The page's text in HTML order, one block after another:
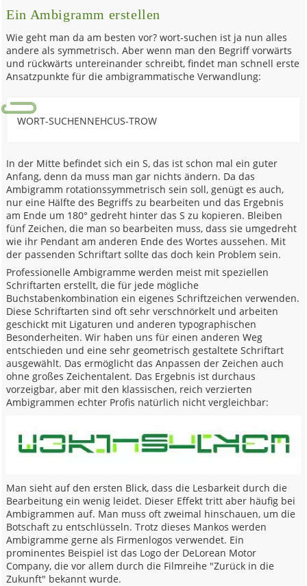
Ein Ambigramm erstellen
Wie geht man da am besten vor? wort-suchen ist ja nun alles
andere als symmetrisch. Aber wenn man den Begriff vorwärts
und rückwärts untereinander schreibt, findet man schnell erste
Ansatzpunkte für die ambigrammatische Verwandlung:
WORT-SUCHENNEHCUS-TROW
In der Mitte befindet sich ein S, das ist schon mal ein guter
Anfang, denn da muss man gar nichts ändern. Da das
Ambigramm rotationssymmetrisch sein soll, genügt es auch,
nur eine Hälfte des Begriffs zu bearbeiten und das Ergebnis
am Ende um 180° gedreht hinter das S zu kopieren. Bleiben
fünf Zeichen, die man so bearbeiten muss, dass sie umgedreht
wie ihr Pendant am anderen Ende des Wortes aussehen. Mit
der passenden Schriftart sollte das doch kein Problem sein.
Professionelle Ambigramme werden meist mit speziellen
Schriftarten erstellt, die für jede mögliche
Buchstabenkombination ein eigenes Schriftzeichen verwenden.
Diese Schriftarten sind oft sehr verschnörkelt und arbeiten
geschickt mit Ligaturen und anderen typographischen
Besonderheiten. Wir haben uns für einen anderen Weg
entschieden und eine sehr geometrisch gestaltete Schriftart
ausgewählt. Das ermöglicht das Anpassen der Zeichen auch
ohne großes Zeichentalent. Das Ergebnis ist durchaus
vorzeigbar, aber mit den klassischen, reich verzierten
Ambigrammen echter Profis natürlich nicht vergleichbar:
Man sieht auf den ersten Blick, dass die Lesbarkeit durch die
Bearbeitung ein wenig leidet. Dieser Effekt tritt aber häufig bei
Ambigrammen auf. Man muss oft zweimal hinschauen, um die
Botschaft zu entschlüsseln. Trotz dieses Mankos werden
Ambigramme gerne als Firmenlogos verwendet. Ein
prominentes Beispiel ist das Logo der DeLorean Motor
Company, die vor allem durch die Filmreihe "Zurück in die
Zukunft" bekannt wurde.